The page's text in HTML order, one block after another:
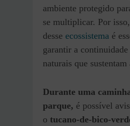
ambiente protegido
se multiplicar. Por
desse ecossistema é
garantir a continuidade
naturais que sustentam
Durante uma
parque, é possível
o tucano-de-bico-